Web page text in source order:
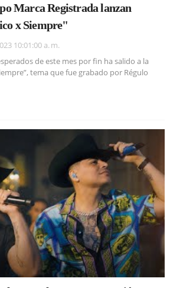
Marca Registrada lanzan
x Siempre"
10:01:00 a. m.
de este mes por fin ha salido a la
tema que fue grabado por Régulo